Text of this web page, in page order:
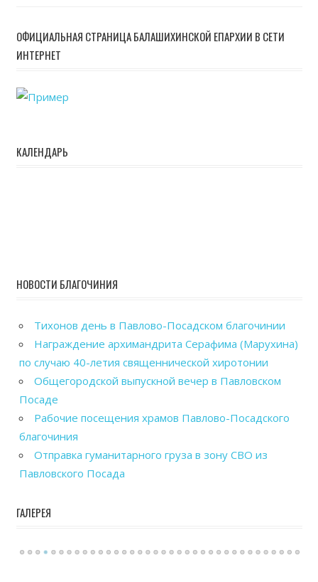
ОФИЦИАЛЬНАЯ СТРАНИЦА БАЛАШИХИНСКОЙ ЕПАРХИИ В СЕТИ
ИНТЕРНЕТ
КАЛЕНДАРЬ
НОВОСТИ БЛАГОЧИНИЯ
Тихонов день в Павлово-Посадском благочинии
Награждение архимандрита Серафима (Марухина)
по случаю 40-летия священнической хиротонии
Общегородской выпускной вечер в Павловском
Посаде
Рабочие посещения храмов Павлово-Посадского
благочиния
Отправка гуманитарного груза в зону СВО из
Павловского Посада
ГАЛЕРЕЯ